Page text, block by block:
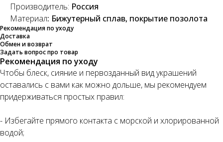
Производитель: Россия
Материал: Бижутерный сплав, покрытие позолота
Рекомендация по уходу
Доставка
Обмен и возврат
Задать вопрос про товар
Рекомендация по уходу
Чтобы блеск, сияние и первозданный вид украшений
оставались с вами как можно дольше, мы рекомендуем
придерживаться простых правил:
- Избегайте прямого контакта с морской и хлорированной
водой;